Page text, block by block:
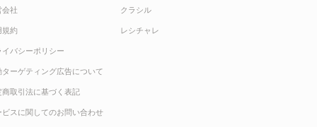
会社
規約
イバシーポリシー
ターゲティング広告について
商取引法に基づく表記
ビスに関してのお問い合わせ
クラシル
レシチャレ